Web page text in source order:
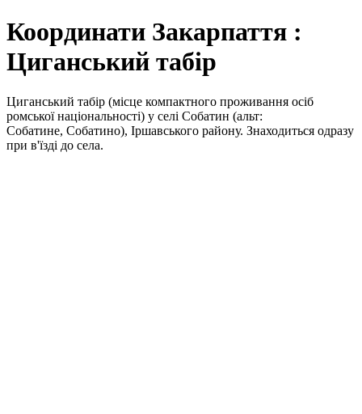
Координати Закарпаття :
Циганський табір
Циганський табір (місце компактного проживання осіб
ромської національності) у селі Собатин (альт:
Собатине, Собатино), Іршавського району. Знаходиться одразу
при в'їзді до села.